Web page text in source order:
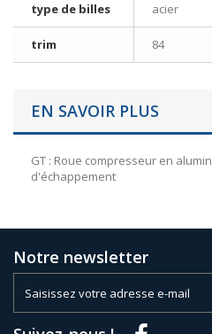
type de billes acier
trim 84
EN SAVOIR PLUS
GT : Roue compresseur en
d'échappement
Notre newsletter